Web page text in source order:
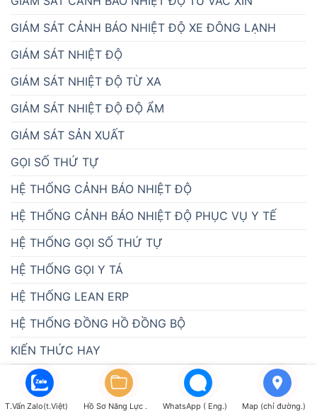
GIÁM SÁT CẢNH BÁO NHIỆT ĐỘ XE ĐÔNG LẠNH
GIÁM SÁT NHIỆT ĐỘ
GIÁM SÁT NHIỆT ĐỘ TỪ XA
GIÁM SÁT NHIỆT ĐỘ ĐỘ ẨM
GIÁM SÁT SẢN XUẤT
GỌI SỐ THỨ TỰ
HỆ THỐNG CẢNH BÁO NHIỆT ĐỘ
HỆ THỐNG CẢNH BÁO NHIỆT ĐỘ PHỤC VỤ Y TẾ
HỆ THỐNG GỌI SỐ THỨ TỰ
HỆ THỐNG GỌI Y TÁ
HỆ THỐNG LEAN ERP
HỆ THỐNG ĐỒNG HỒ ĐỒNG BỘ
KIẾN THỨC HAY
LCD GIÁM SÁT NĂNG SUẤT
MÀN HÌNH LED
T.Vấn Zalo(t.Việt) Hồ Sơ Năng Lực . WhatsApp ( Eng.) Map (chỉ đường.)